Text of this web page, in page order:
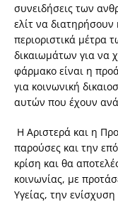
συνειδήσεις των
ελίτ να
περιοριστικά μέτρα
δικαιωμάτων για να
φάρμακο είναι η
για κοινωνική
αυτών που έχουν
Η Αριστερά και η
παρούσες και την
κρίση και θα
κοινωνίας, με
Υγείας, την